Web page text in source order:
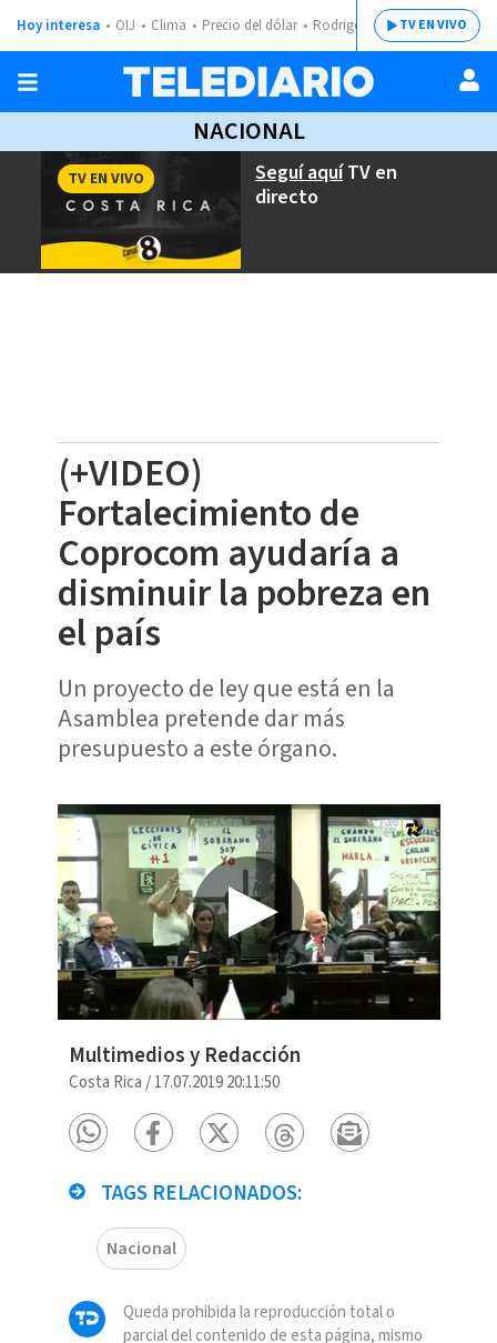
Hoy interesa OIJ Clima Precio del dólar Rodrigo ChavesTV EN VIVO
NACIONAL
Seguí aquíTV en
directo
TV EN VIVO
(+VIDEO)
Fortalecimiento de
Coprocom ayudaría a
disminuir la pobreza en
el país
Un proyecto de ley que está en la
Asamblea pretende dar más
presupuesto a este órgano.
Multimedios y Redacción
Costa Rica /17.07.2019 20:11:50
TAGS RELACIONADOS:
Nacional
Queda prohibida la reproducción total o
parcial del contenido de esta página, mismo